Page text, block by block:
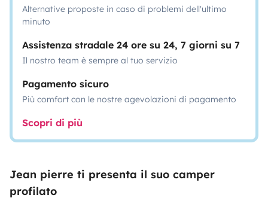
Alternative proposte in caso di problemi dell'ultimo
minuto
Assistenza stradale 24 ore su 24, 7 giorni su 7
Il nostro team è sempre al tuo servizio
Pagamento sicuro
Più comfort con le nostre agevolazioni di pagamento
Scopri di più
Jean pierre ti presenta il suo camper
profilato